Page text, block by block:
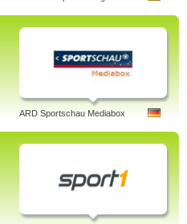
ARD Sportschau Mediabox